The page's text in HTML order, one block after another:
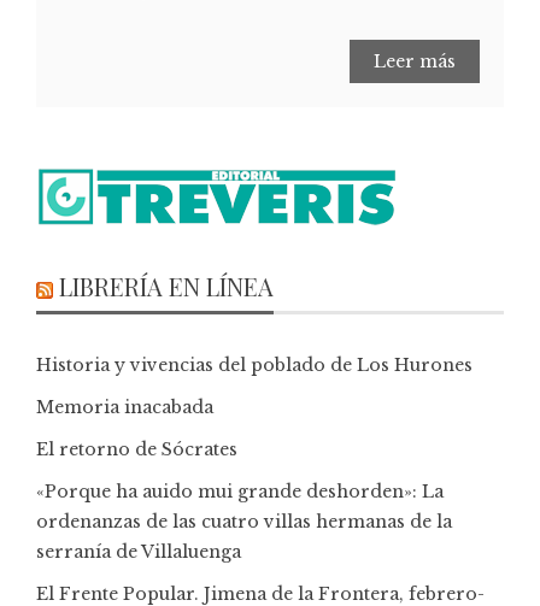
Leer más
LIBRERÍA EN LÍNEA
Historia y vivencias del poblado de Los Hurones
Memoria inacabada
El retorno de Sócrates
«Porque ha auido mui grande deshorden»: La
ordenanzas de las cuatro villas hermanas de la
serranía de Villaluenga
El Frente Popular. Jimena de la Frontera, febrero-